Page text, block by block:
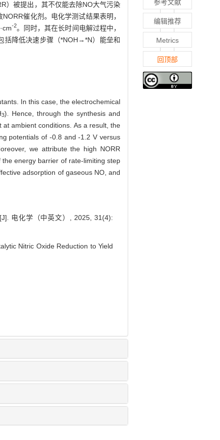
）被提出，其不仅能去除NO大气污染
催化剂。电化学测试结果表明，
·cm-2。同时，其在长时间电解过程中，
括降低决速步骤（*NOH→*N）能垒和
In this case, the electrochemical
3). Hence, through the synthesis and
ambient conditions. As a result, the
potentials of -0.8 and -1.2 V versus
we attribute the high NORR
energy barrier of rate-limiting step
adsorption of gaseous NO, and
电化学（中英文）, 2025, 31(4):
Nitric Oxide Reduction to Yield
参考文献
编辑推荐
Metrics
回顶部